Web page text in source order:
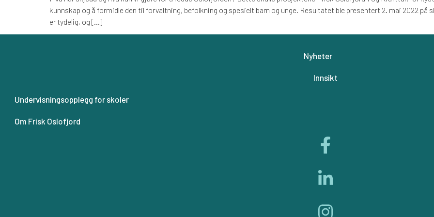
kunnskap og å formidle den til forvaltning, befolkning og spesielt barn og unge. Resultatet ble presentert 2. mai 2022
er tydelig, og […]
Nyheter
Innsikt
Undervisningsopplegg for skoler
Om Frisk Oslofjord